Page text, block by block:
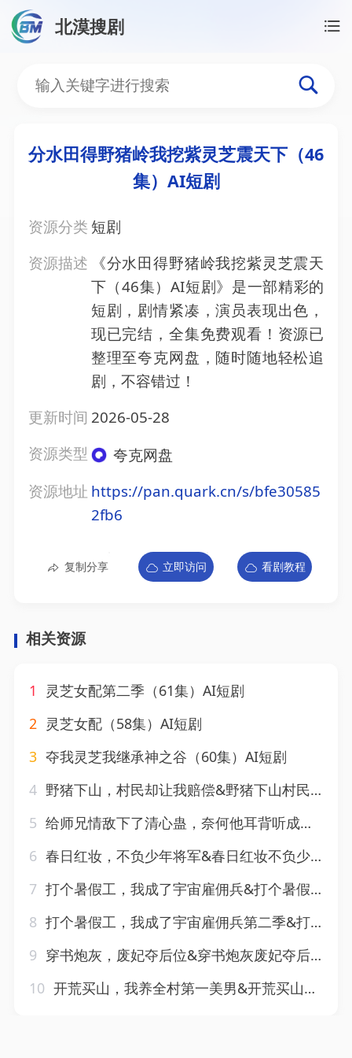
北漠搜剧
分水田得野猪岭我挖紫灵
分水田得野猪岭我挖紫灵芝震天下（46
集）AI短剧
资源分类 短剧
资源描述
《分水田得野猪岭我挖紫灵芝震天
下（46集）AI短剧》是一部精彩的
短剧，剧情紧凑，演员表现出色，
现已完结，全集免费观看！资源已
整理至夸克网盘，随时随地轻松追
剧，不容错过！
更新时间 2026-05-28
资源类型
夸克网盘
资源地址 https://pan.quark.cn/s/bfe30585
2fb6
复制分享 立即访问 看剧教程
相关资源
1
灵芝女配第二季（61集）AI短剧
2 灵芝女配（58集）AI短剧
3 夺我灵芝我继承神之谷（60集）AI短剧
4 野猪下山，村民却让我赔偿&野猪下山村民却让我赔偿（27集）AI短剧
5 给师兄情敌下了清心蛊，奈何他耳背听成情蛊&给师兄情敌下了清心蛊奈何他耳背听成情蛊（56集）AI短剧
6 春日红妆，不负少年将军&春日红妆不负少年将军（55集）AI短剧
7 打个暑假工，我成了宇宙雇佣兵&打个暑假工我成了宇宙雇佣兵（71集）AI短剧
8 打个暑假工，我成了宇宙雇佣兵第二季&打个暑假工我成了宇宙雇佣兵第二季（70集）AI短剧
9 穿书炮灰，废妃夺后位&穿书炮灰废妃夺后位（28集）AI短剧
10 开荒买山，我养全村第一美男&开荒买山我养全村第一美男（50集）AI短剧